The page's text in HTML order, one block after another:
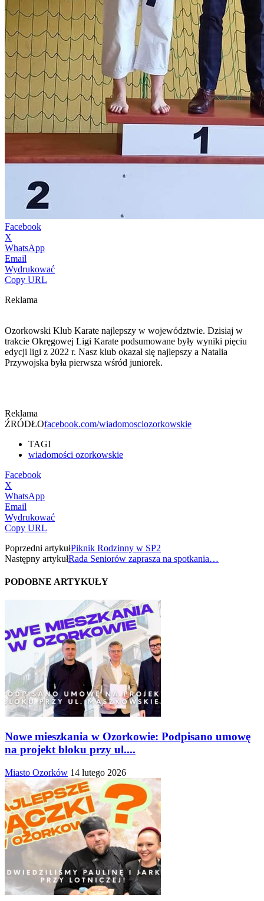
Facebook
X
WhatsApp
Email
Wydrukować
Copy URL
Reklama
Ozorkowski Klub Karate najlepszy w województwie. Dzisiaj w
trakcie Okręgowej Ligi Karate podsumowane były wyniki pięciu
edycji ligi z 2022 r. Nasz klub okazał się najlepszy a Natalia
Przywojska była pierwsza wśród juniorek.
Reklama
ŹRÓDŁOfacebook.com/wiadomosciozorkowskie
TAGI
wiadomości ozorkowskie
Facebook
X
WhatsApp
Email
Wydrukować
Copy URL
Poprzedni artykułPiknik Rodzinny w SP2
Następny artykułRada Seniorów zaprasza na spotkania…
PODOBNE ARTYKUŁY
Nowe mieszkania w Ozorkowie: Podpisano umowę
na projekt bloku przy ul....
Miasto Ozorków 14 lutego 2026